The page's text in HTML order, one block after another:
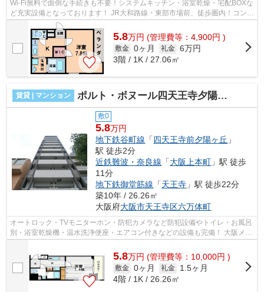
Wi-Fi無料で面倒な手続きも不要！システムキッチン・浴室乾燥・宅配BOXな
ど充実設備となっております！ JR大和路線・東部市場前、徒歩圏内！コンビ
ニ・スーパーなど近く徒歩圏内です...
5.8万円 (管理費等：4,900円 )
敷金 0ヶ月 礼金 6万円
3階 / 1K / 27.06㎡
賃貸 | マンション ポルト・ボヌール四天王寺夕陽ヶ丘ミラージュ
敷0
5.8万円
地下鉄谷町線 「四天王寺前夕陽ヶ丘 」
駅 徒歩2分
近鉄難波・奈良線 「大阪上本町 」駅 徒歩
11分
地下鉄御堂筋線 「天王寺 」駅 徒歩22分
築10年 / 26.26㎡
大阪府大阪市天王寺区六万体町
オートロック・TVモニターホン・防犯カメラなど防犯設備やトイレ・お風呂
別・浴室乾燥機・温水洗浄便座・エアコン付きなどの設備も完備！ 大阪メト
ロ谷町線・四天王寺前夕陽ヶ丘駅近...
5.8万円 (管理費等：10,000円 )
敷金 0ヶ月 礼金
1.5ヶ月
4階 / 1K / 26.26㎡